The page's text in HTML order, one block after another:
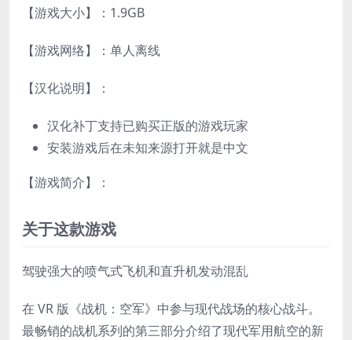
【游戏大小】：1.9GB
【游戏网络】：单人离线
【汉化说明】：
汉化补丁支持已购买正版的游戏玩家
安装游戏后在未知来源打开就是中文
【游戏简介】：
关于这款游戏
驾驶强大的喷气式飞机和直升机发动混乱
在 VR 版《战机：空军》中参与现代战场的核心战斗。
最畅销的战机系列的第三部分介绍了现代军用航空的新